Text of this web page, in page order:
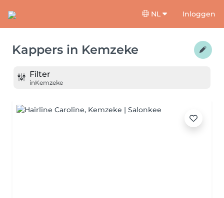
NL Inloggen
Kappers in Kemzeke
Filter
inKemzeke